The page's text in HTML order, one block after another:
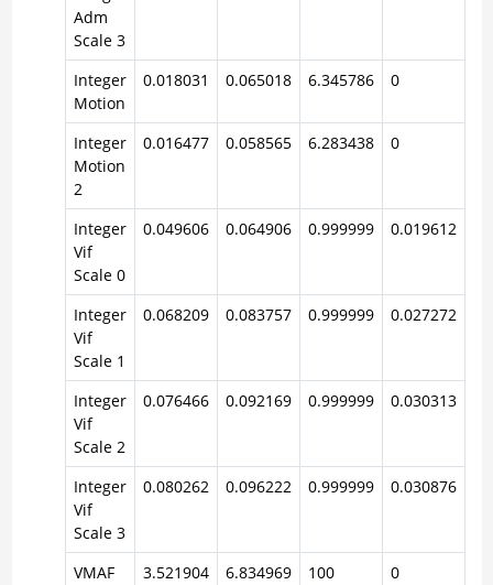
Adm
Scale 3
Integer
Motion
0.018031 0.065018 6.345786 0
Integer
Motion
2
0.016477 0.058565 6.283438 0
Integer
Vif
Scale 0
0.049606 0.064906 0.999999 0.019612
Integer
Vif
Scale 1
0.068209 0.083757 0.999999 0.027272
Integer
Vif
Scale 2
0.076466 0.092169 0.999999 0.030313
Integer
Vif
Scale 3
0.080262 0.096222 0.999999 0.030876
VMAF 3.521904 6.834969 100 0